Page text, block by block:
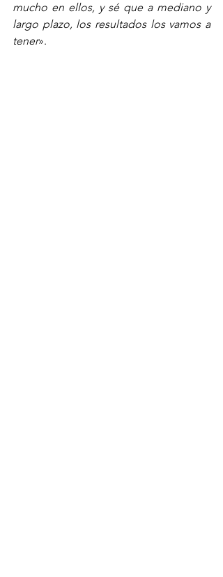
mucho en ellos, y sé que a mediano y
largo plazo, los resultados los vamos a
tener».